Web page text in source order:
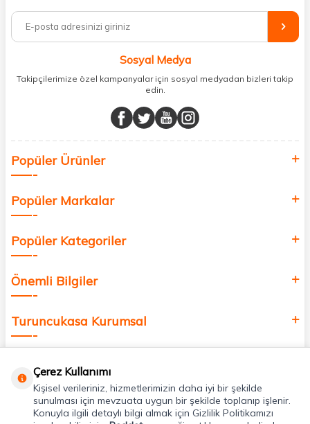
%100 orijinal kozmetik ve sağlık ürünleriyle güzelliğinizi tamamlayabilir,
vücudunuzu desteklemek için güvenilir takviye edici gıdalara
minerallere kadar binlerce ürünü uygun fiyat ve hızlı kargo avantajıyla
sunuyoruz.
buluşturuyor ve online alışveriş deneyiminizi en iyi hale getiriyoruz.
Sağlık, güzellik ve iyi yaşam için aradığınız her şey burada!
değer katmak için bize katılın!
Sosyal Medya
Takipçilerimize özel kampanyalar için sosyal medyadan bizleri takip
edin.
Popüler Ürünler
Popüler Markalar
Popüler Kategoriler
Önemli Bilgiler
Turuncukasa Kurumsal
Uygulamalarımız
Çerez Kullanımı
Kişisel verileriniz, hizmetlerimizin daha iyi bir şekilde
sunulması için mevzuata uygun bir şekilde toplanıp işlenir.
Konuyla ilgili detaylı bilgi almak için Gizlilik Politikamızı